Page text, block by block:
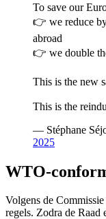
To save our
👉 we reduce
abroad
👉 we double
This is the new
This is the
— Stéphane
2025
WTO-
Volgens de
regels. Zodra de Raad